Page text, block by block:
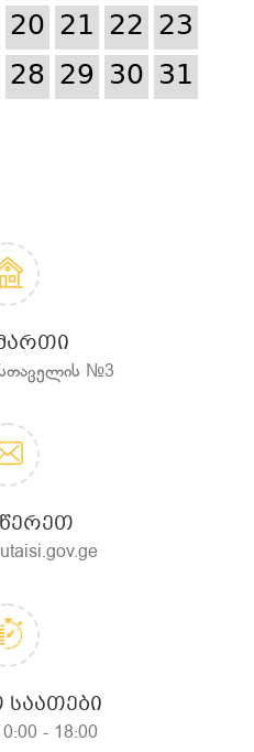
20 21 22 23
28 29 30 31
№3
ᲡᲐᲐᲗᲔᲑᲘ
- 18:00